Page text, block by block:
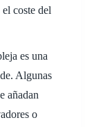
coste del
es una
Algunas
añadan
o